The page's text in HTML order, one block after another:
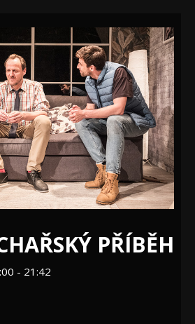
PŘÍBĚH
- 21:42